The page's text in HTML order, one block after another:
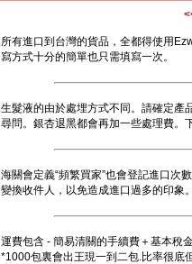
所有進口到台灣的貨品，全都得使用
寫方式十分的簡單也只需填寫一次。
生髮液的由於處埋方式不同。請確定產
尋問。銀杏退黑都會再加一些處理費。
海關會定義“頻繁買家”也會登記進口次
變換收件人，以免造成進口過多的印象
運費包含 - 簡易清關的手續費＋基本稅
*1000包裏會出王現一到二包.比率很底